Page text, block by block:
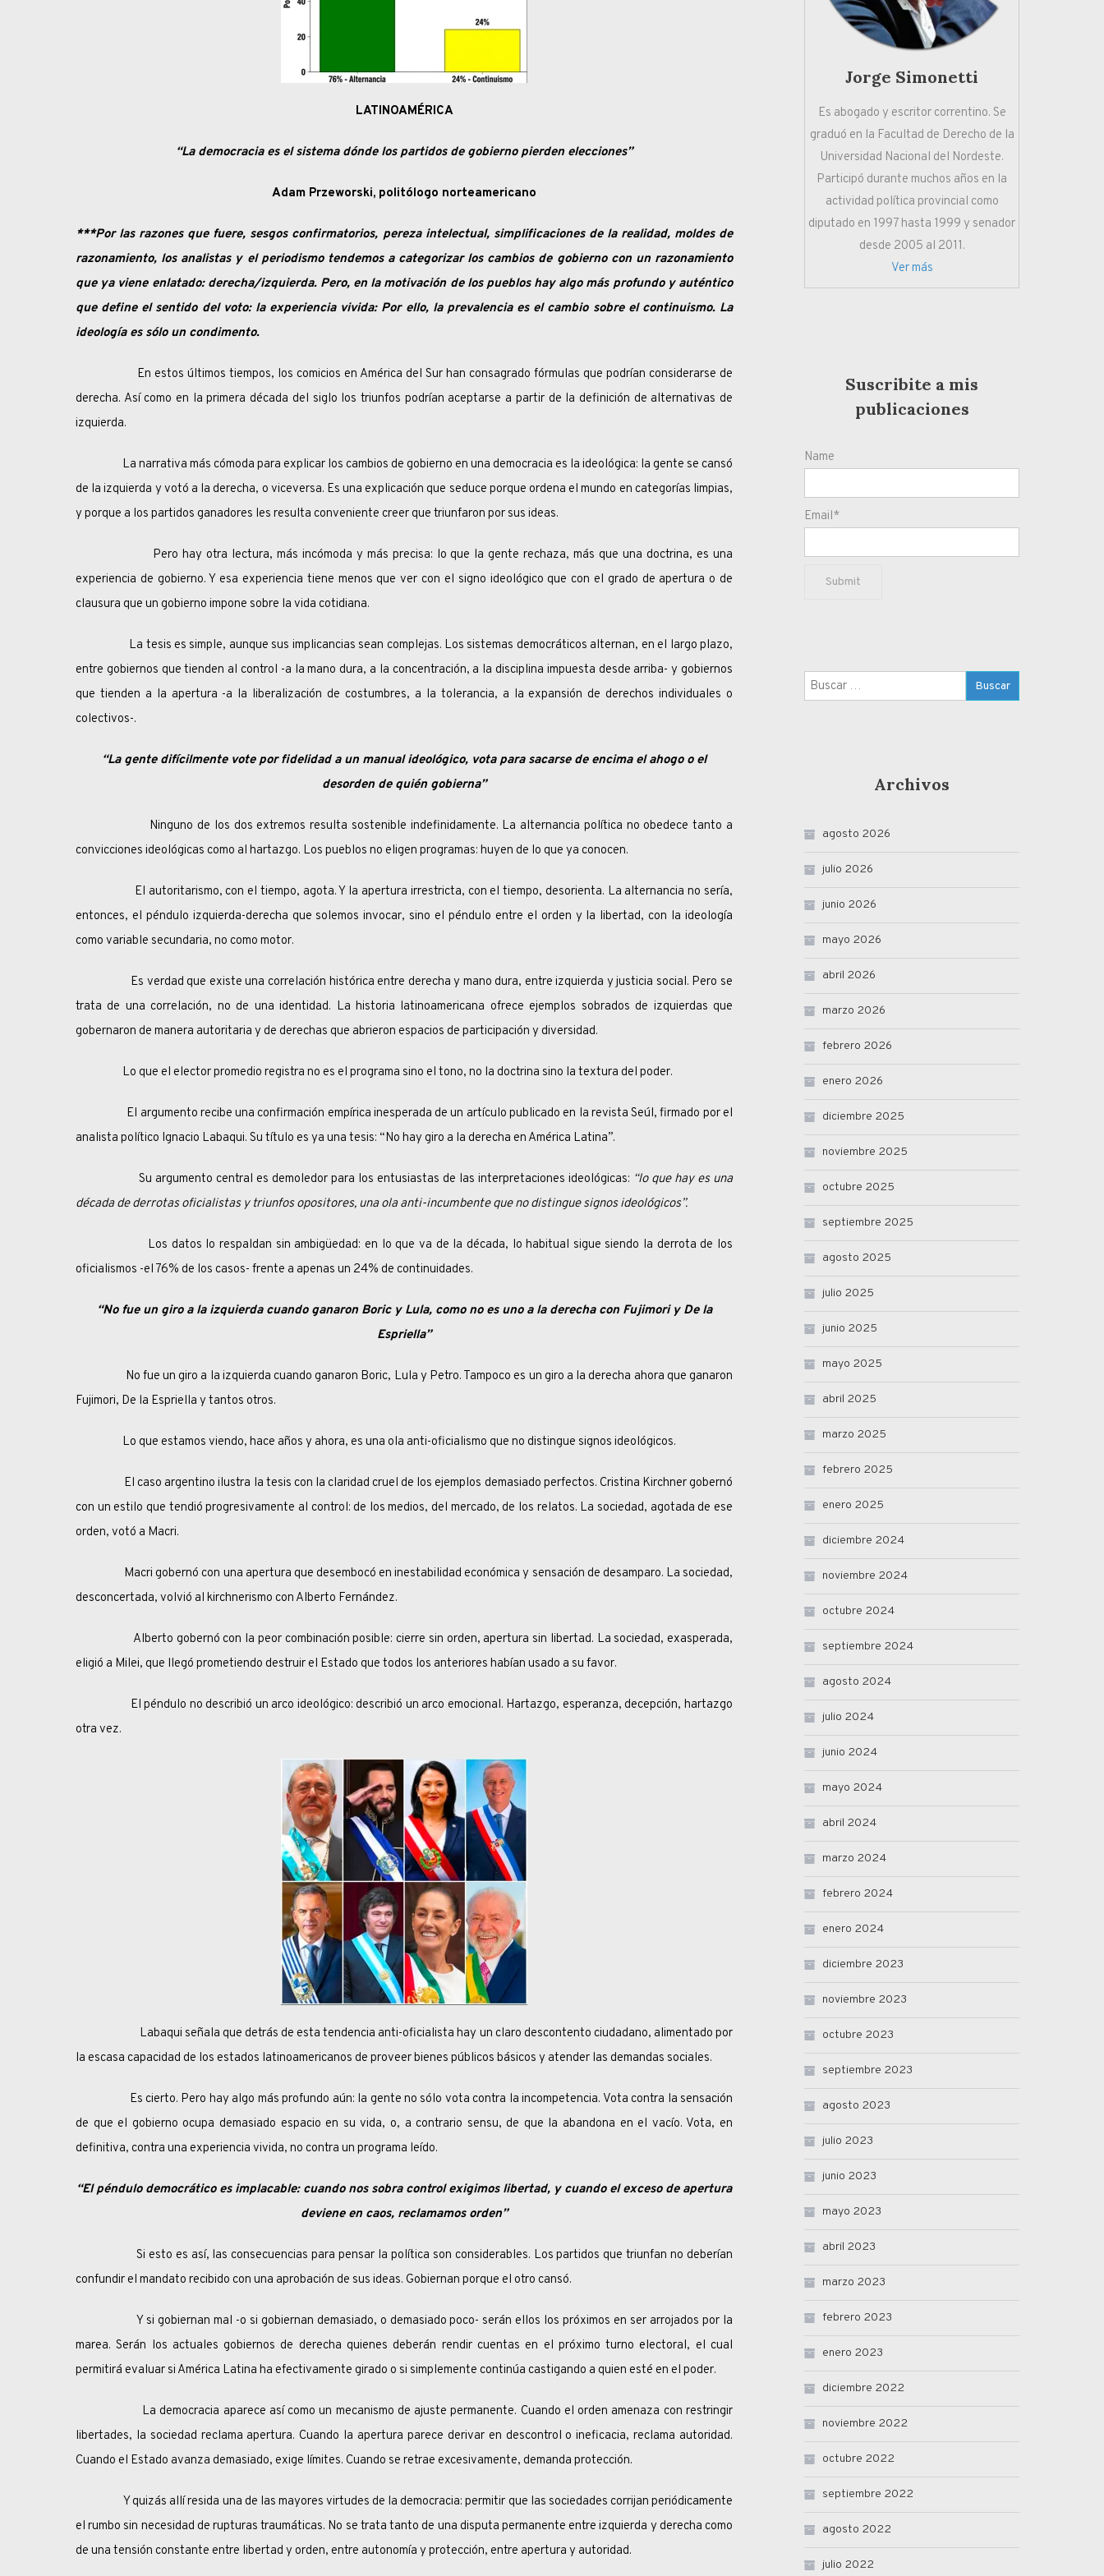
LATINOAMÉRICA
“La democracia es el sistema dónde los partidos de gobierno pierden elecciones”
Adam Przeworski, politólogo norteamericano
***Por las razones que fuere, sesgos confirmatorios, pereza intelectual, simplificaciones de la realidad, moldes de
razonamiento, los analistas y el periodismo tendemos a categorizar los cambios de gobierno con un razonamiento
que ya viene enlatado: derecha/izquierda. Pero, en la motivación de los pueblos hay algo más profundo y auténtico
que define el sentido del voto: la experiencia vivida: Por ello, la prevalencia es el cambio sobre el continuismo. La
ideología es sólo un condimento.
En estos últimos tiempos, los comicios en América del Sur han consagrado fórmulas que podrían considerarse de
derecha. Así como en la primera década del siglo los triunfos podrían aceptarse a partir de la definición de alternativas de
izquierda.
La narrativa más cómoda para explicar los cambios de gobierno en una democracia es la ideológica: la gente se cansó
de la izquierda y votó a la derecha, o viceversa. Es una explicación que seduce porque ordena el mundo en categorías limpias,
y porque a los partidos ganadores les resulta conveniente creer que triunfaron por sus ideas.
Pero hay otra lectura, más incómoda y más precisa: lo que la gente rechaza, más que una doctrina, es una
experiencia de gobierno. Y esa experiencia tiene menos que ver con el signo ideológico que con el grado de apertura o de
clausura que un gobierno impone sobre la vida cotidiana.
La tesis es simple, aunque sus implicancias sean complejas. Los sistemas democráticos alternan, en el largo plazo,
entre gobiernos que tienden al control -a la mano dura, a la concentración, a la disciplina impuesta desde arriba- y gobiernos
que tienden a la apertura -a la liberalización de costumbres, a la tolerancia, a la expansión de derechos individuales o
colectivos-.
“La gente difícilmente vote por fidelidad a un manual ideológico, vota para sacarse de encima el ahogo o el
desorden de quién gobierna”
Ninguno de los dos extremos resulta sostenible indefinidamente. La alternancia política no obedece tanto a
convicciones ideológicas como al hartazgo. Los pueblos no eligen programas: huyen de lo que ya conocen.
El autoritarismo, con el tiempo, agota. Y la apertura irrestricta, con el tiempo, desorienta. La alternancia no sería,
entonces, el péndulo izquierda-derecha que solemos invocar, sino el péndulo entre el orden y la libertad, con la ideología
como variable secundaria, no como motor.
Es verdad que existe una correlación histórica entre derecha y mano dura, entre izquierda y justicia social. Pero se
trata de una correlación, no de una identidad. La historia latinoamericana ofrece ejemplos sobrados de izquierdas que
gobernaron de manera autoritaria y de derechas que abrieron espacios de participación y diversidad.
Lo que el elector promedio registra no es el programa sino el tono, no la doctrina sino la textura del poder.
El argumento recibe una confirmación empírica inesperada de un artículo publicado en la revista Seúl, firmado por el
analista político Ignacio Labaqui. Su título es ya una tesis: “No hay giro a la derecha en América Latina”.
Su argumento central es demoledor para los entusiastas de las interpretaciones ideológicas: “lo que hay es una
década de derrotas oficialistas y triunfos opositores, una ola anti-incumbente que no distingue signos ideológicos”.
Los datos lo respaldan sin ambigüedad: en lo que va de la década, lo habitual sigue siendo la derrota de los
oficialismos -el 76% de los casos- frente a apenas un 24% de continuidades.
“No fue un giro a la izquierda cuando ganaron Boric y Lula, como no es uno a la derecha con Fujimori y De la
Espriella”
No fue un giro a la izquierda cuando ganaron Boric, Lula y Petro. Tampoco es un giro a la derecha ahora que ganaron
Fujimori, De la Espriella y tantos otros.
Lo que estamos viendo, hace años y ahora, es una ola anti-oficialismo que no distingue signos ideológicos.
El caso argentino ilustra la tesis con la claridad cruel de los ejemplos demasiado perfectos. Cristina Kirchner gobernó
con un estilo que tendió progresivamente al control: de los medios, del mercado, de los relatos. La sociedad, agotada de ese
orden, votó a Macri.
Macri gobernó con una apertura que desembocó en inestabilidad económica y sensación de desamparo. La sociedad,
desconcertada, volvió al kirchnerismo con Alberto Fernández.
Alberto gobernó con la peor combinación posible: cierre sin orden, apertura sin libertad. La sociedad, exasperada,
eligió a Milei, que llegó prometiendo destruir el Estado que todos los anteriores habían usado a su favor.
El péndulo no describió un arco ideológico: describió un arco emocional. Hartazgo, esperanza, decepción, hartazgo
otra vez.
Labaqui señala que detrás de esta tendencia anti-oficialista hay un claro descontento ciudadano, alimentado por
la escasa capacidad de los estados latinoamericanos de proveer bienes públicos básicos y atender las demandas sociales.
Es cierto. Pero hay algo más profundo aún: la gente no sólo vota contra la incompetencia. Vota contra la sensación
de que el gobierno ocupa demasiado espacio en su vida, o, a contrario sensu, de que la abandona en el vacío. Vota, en
definitiva, contra una experiencia vivida, no contra un programa leído.
“El péndulo democrático es implacable: cuando nos sobra control exigimos libertad, y cuando el exceso de apertura
deviene en caos, reclamamos orden”
Si esto es así, las consecuencias para pensar la política son considerables. Los partidos que triunfan no deberían
confundir el mandato recibido con una aprobación de sus ideas. Gobiernan porque el otro cansó.
Y si gobiernan mal -o si gobiernan demasiado, o demasiado poco- serán ellos los próximos en ser arrojados por la
marea. Serán los actuales gobiernos de derecha quienes deberán rendir cuentas en el próximo turno electoral, el cual
permitirá evaluar si América Latina ha efectivamente girado o si simplemente continúa castigando a quien esté en el poder.
La democracia aparece así como un mecanismo de ajuste permanente. Cuando el orden amenaza con restringir
libertades, la sociedad reclama apertura. Cuando la apertura parece derivar en descontrol o ineficacia, reclama autoridad.
Cuando el Estado avanza demasiado, exige límites. Cuando se retrae excesivamente, demanda protección.
Y quizás allí resida una de las mayores virtudes de la democracia: permitir que las sociedades corrijan periódicamente
el rumbo sin necesidad de rupturas traumáticas. No se trata tanto de una disputa permanente entre izquierda y derecha como
de una tensión constante entre libertad y orden, entre autonomía y protección, entre apertura y autoridad.
Jorge Simonetti
Es abogado y escritor correntino. Se
graduó en la Facultad de Derecho de la
Universidad Nacional del Nordeste.
Participó durante muchos años en la
actividad política provincial como
diputado en 1997 hasta 1999 y senador
desde 2005 al 2011.
Ver más
Suscribite a mis
publicaciones
Name
Email*
Buscar:
Archivos
agosto 2026
julio 2026
junio 2026
mayo 2026
abril 2026
marzo 2026
febrero 2026
enero 2026
diciembre 2025
noviembre 2025
octubre 2025
septiembre 2025
agosto 2025
julio 2025
junio 2025
mayo 2025
abril 2025
marzo 2025
febrero 2025
enero 2025
diciembre 2024
noviembre 2024
octubre 2024
septiembre 2024
agosto 2024
julio 2024
junio 2024
mayo 2024
abril 2024
marzo 2024
febrero 2024
enero 2024
diciembre 2023
noviembre 2023
octubre 2023
septiembre 2023
agosto 2023
julio 2023
junio 2023
mayo 2023
abril 2023
marzo 2023
febrero 2023
enero 2023
diciembre 2022
noviembre 2022
octubre 2022
septiembre 2022
agosto 2022
julio 2022